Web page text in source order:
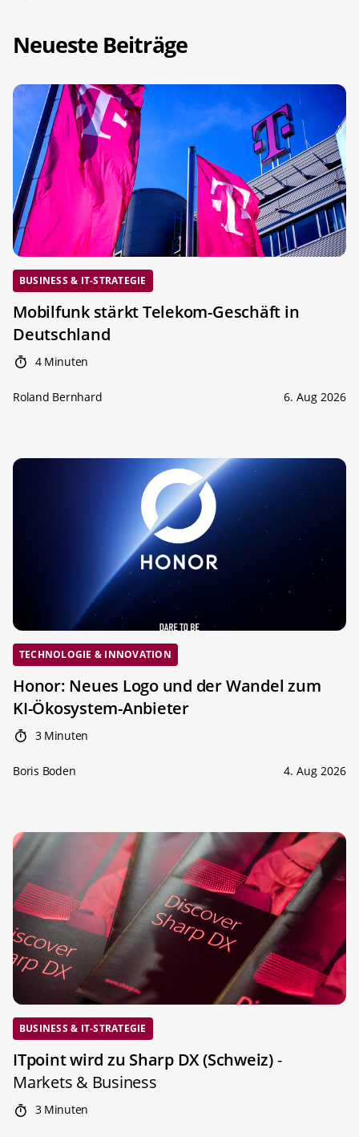
Neueste Beiträge
BUSINESS & IT-STRATEGIE
Mobilfunk stärkt Telekom-Geschäft in
Deutschland
4 Minuten
Roland Bernhard 6. Aug 2026
TECHNOLOGIE & INNOVATION
Honor: Neues Logo und der Wandel zum
KI-Ökosystem-Anbieter
3 Minuten
Boris Boden 4. Aug 2026
BUSINESS & IT-STRATEGIE
ITpoint wird zu Sharp DX (Schweiz)-
Markets & Business
3 Minuten